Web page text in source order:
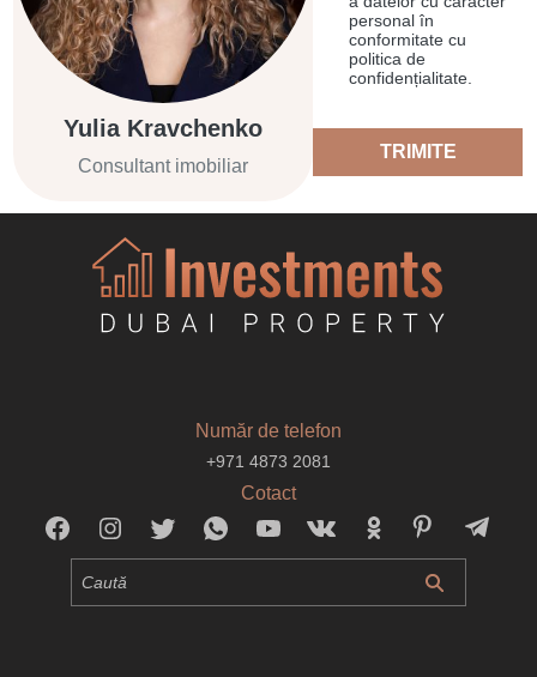
Yulia Kravchenko
Consultant imobiliar
personal în
conformitate cu
politica de
confidențialitate.
TRIMITE
Număr de telefon
+971 4873 2081
Cotact